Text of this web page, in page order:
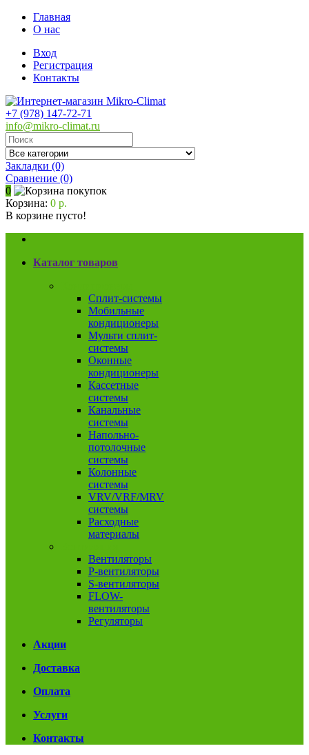
Главная
О нас
Вход
Регистрация
Контакты
+7 (978) 147-72-71
info@mikro-climat.ru
Закладки (0)
Сравнение (0)
0
Корзина: 0 р.
В корзине пусто!
Каталог товаров
Сплит-системы
Мобильные
кондиционеры
Мульти сплит-
системы
Оконные
кондиционеры
Кассетные
системы
Канальные
системы
Напольно-
потолочные
системы
Колонные
системы
VRV/VRF/MRV
системы
Расходные
материалы
Вентиляторы
P-вентиляторы
S-вентиляторы
FLOW-
вентиляторы
Регуляторы
Акции
Доставка
Оплата
Услуги
Контакты